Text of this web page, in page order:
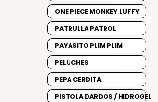
ONE PIECE MONKEY LUFFY
PATRULLA PATROL
PAYASITO PLIM PLIM
PELUCHES
PEPA CERDITA
PISTOLA DARDOS / HIDROGEL